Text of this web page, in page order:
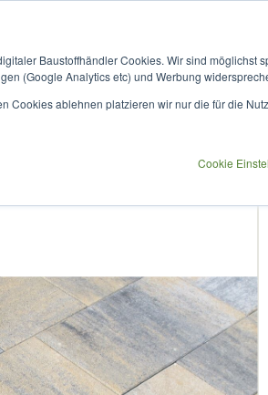
Baustoffhändler Cookies. Wir sind möglichst
(Google Analytics etc) und Werbung
Cookies ablehnen platzieren wir nur die für die
Cookie